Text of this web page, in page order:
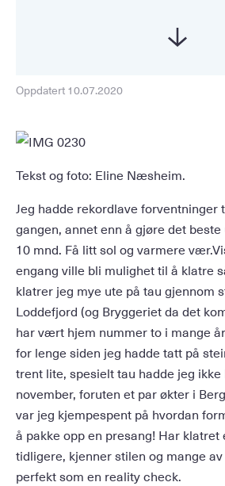
Oppdatert 10.07.2020
Tekst og foto: Eline Næsheim.
Jeg hadde rekordlave
gangen, annet enn å gjøre det
10 mnd. Få litt sol og varmere
engang ville bli mulighet til å klatre
klatrer jeg mye ute på tau gjennom
Loddefjord (og Bryggeriet da det
har vært hjem nummer to i mange
for lenge siden jeg hadde tatt på
trent lite, spesielt tau hadde jeg
november, foruten et par økter i
var jeg kjempespent på hvordan
å pakke opp en presang! Har klatret
tidligere, kjenner stilen og mange
perfekt som en reality check.